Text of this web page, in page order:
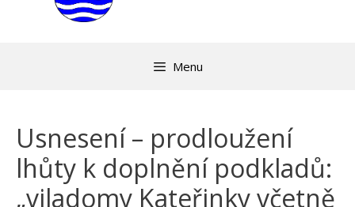
Menu
Usnesení – prodloužení
lhůty k doplnění podkladů:
„viladomy Kateřinky včetně